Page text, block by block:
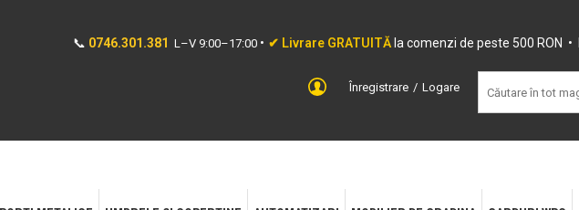
📞 0746.301.381 L–V 9:00–17:00 • ✔ Livrare GRATUITĂ la comenzi de peste 500 RON
Înregistrare Logare